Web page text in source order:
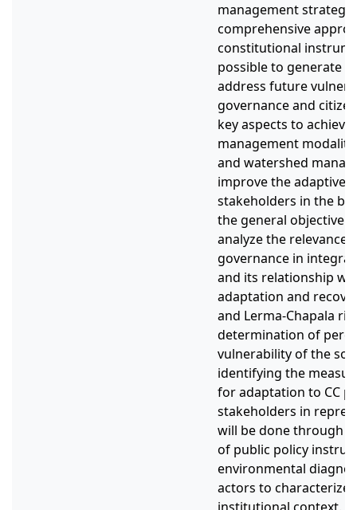
management
comprehensive
constitutional
possible to generate
address future
governance and
key aspects to
management
and watershed
improve the adaptive
stakeholders in the
the general objective
analyze the relevance
governance in
and its relationship
adaptation and
and Lerma-Chapala
determination of
vulnerability of the
identifying the
for adaptation to CC
stakeholders in
will be done through
of public policy
environmental
actors to characterize